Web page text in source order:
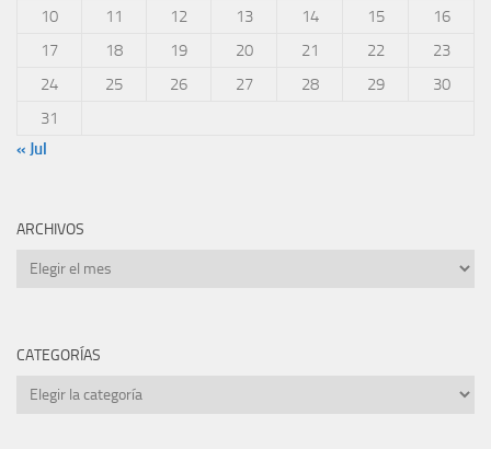
10
11 12 13 14 15
16
17
18 19 20 21 22
23
24
25 26 27 28 29
30
31
« Jul
ARCHIVOS
Archivos
CATEGORÍAS
Categorías